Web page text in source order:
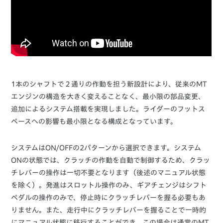
1本のシャフトで２通りの作動を担う新設計により、従来のMT
エンジンの構造を大きく変えることなく、最小限の部品変更、
追加によるシステム搭載を実現しました。ライダーのフットス
ペースへの影響も最小限となる構成となっています。
システムはON/OFFの2パターンから選択できます。システム
ONの状態では、クラッチの作動を自動で制御するため、クラッ
チレバーの操作は一切不要となります（後述のマニュアル状態
を除く）。発進はスロットル操作のみ、ギアチェンジはシフト
ペダルの操作のみで、停止時にクラッチレバーを握る必要もあ
りません。また、走行中にクラッチレバーを握ることで一時的